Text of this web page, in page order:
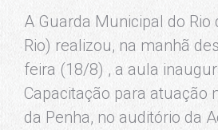
A Guarda Municipal do Rio
Rio) realizou, na manhã
feira (18/8) , a aula
Capacitação para atuação
da Penha, no auditório da